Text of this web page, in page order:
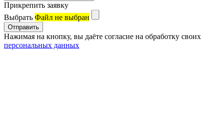
Прикрепить заявку
Выбрать Файл не выбран
Нажимая на кнопку, вы даёте согласие на обработку своих
персональных данных